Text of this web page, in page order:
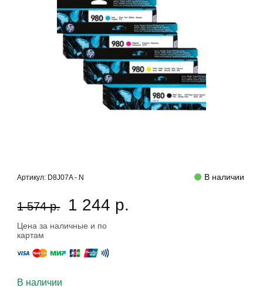
Артикул: D8J07A - N В наличии
1 574 р. 1 244 р.
Цена за наличные и по
картам
В наличии